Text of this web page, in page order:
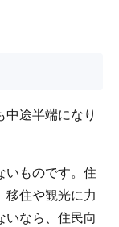
途半端になり
いものです。住
移住や観光に力
いなら、住民向